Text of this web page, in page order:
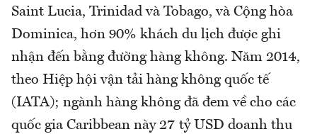
Saint Lucia, Trinidad và Tobago, và Cộng hòa
Dominica, hơn 90% khách du lịch được ghi
nhận đến bằng đường hàng không. Năm 2014,
theo Hiệp hội vận tải hàng không quốc tế
(IATA); ngành hàng không đã đem về cho các
quốc gia Caribbean này 27 tỷ USD doanh thu